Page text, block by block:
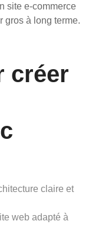
site e-commerce
gros à long terme.
créer
claire et
web adapté à